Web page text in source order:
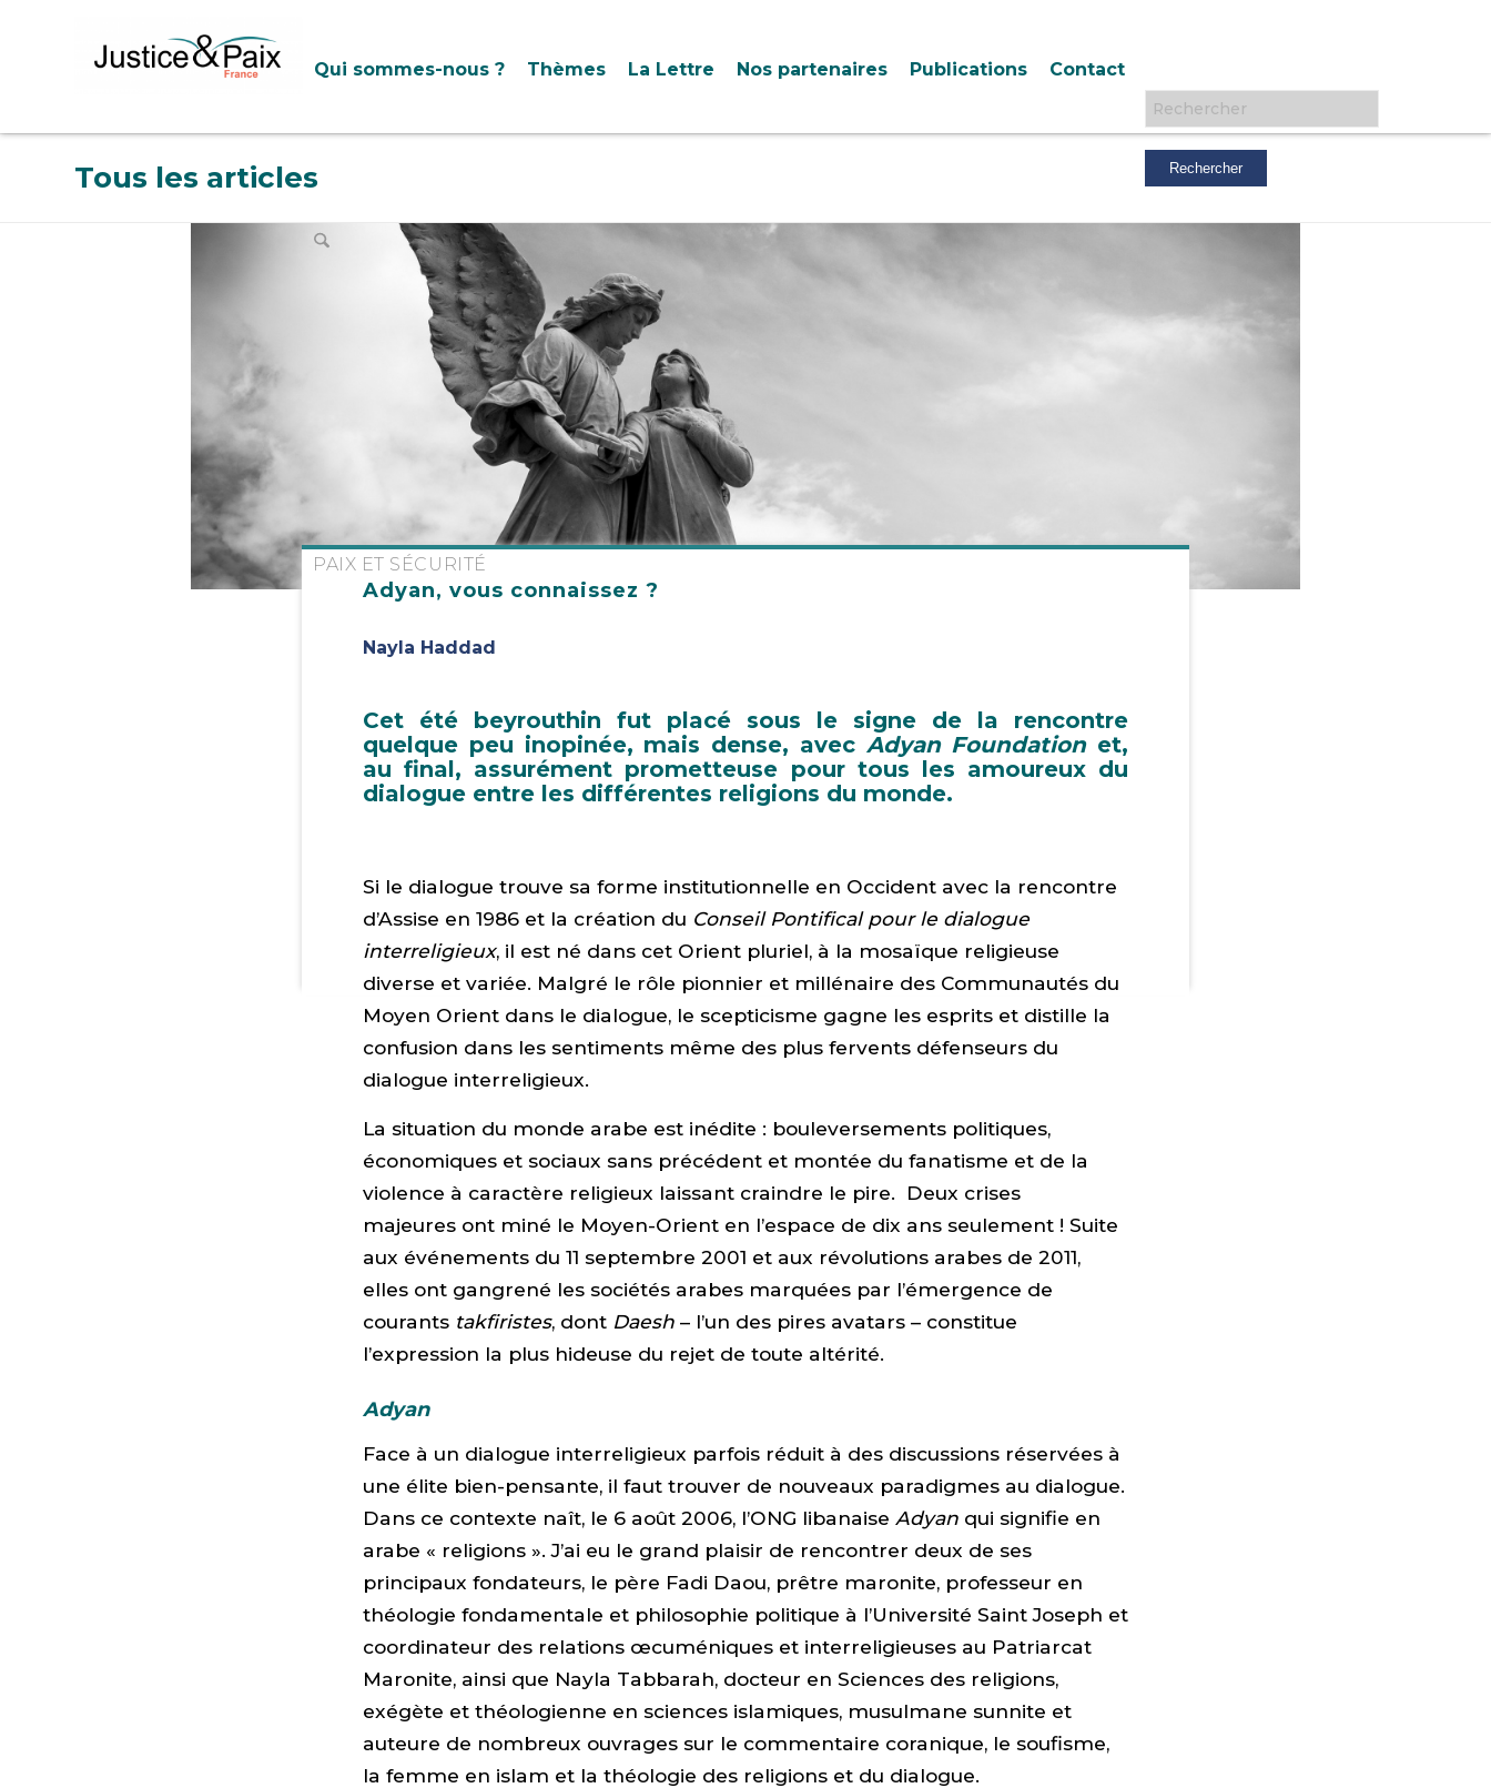
Qui sommes-nous ? Thèmes La Lettre Nos partenaires Publications Contact
Rechercher :
Tous les articles
Adyan, vous connaissez ?
PAIX ET SÉCURITÉ
Nayla Haddad
Cet été beyrouthin fut placé sous le signe de la rencontre
quelque peu inopinée, mais dense, avec Adyan Foundationet,
au final, assurément prometteuse pour tous les amoureux du
dialogue entre les différentes religions du monde.
Si le dialogue trouve sa forme institutionnelle en Occident avec la rencontre
d’Assise en 1986 et la création du Conseil Pontifical pour le dialogue
interreligieux, il est né dans cet Orient pluriel, à la mosaïque religieuse
diverse et variée. Malgré le rôle pionnier et millénaire des Communautés du
Moyen Orient dans le dialogue, le scepticisme gagne les esprits et distille la
confusion dans les sentiments même des plus fervents défenseurs du
dialogue interreligieux.
La situation du monde arabe est inédite : bouleversements politiques,
économiques et sociaux sans précédent et montée du fanatisme et de la
violence à caractère religieux laissant craindre le pire. Deux crises
majeures ont miné le Moyen-Orient en l’espace de dix ans seulement ! Suite
aux événements du 11 septembre 2001 et aux révolutions arabes de 2011,
elles ont gangrené les sociétés arabes marquées par l’émergence de
courants takfiristes, dont Daesh – l’un des pires avatars – constitue
l’expression la plus hideuse du rejet de toute altérité.
Adyan
Face à un dialogue interreligieux parfois réduit à des discussions réservées à
une élite bien-pensante, il faut trouver de nouveaux paradigmes au dialogue.
Dans ce contexte naît, le 6 août 2006, l’ONG libanaise Adyan qui signifie en
arabe « religions ». J’ai eu le grand plaisir de rencontrer deux de ses
principaux fondateurs, le père Fadi Daou, prêtre maronite, professeur en
théologie fondamentale et philosophie politique à l’Université Saint Joseph et
coordinateur des relations œcuméniques et interreligieuses au Patriarcat
Maronite, ainsi que Nayla Tabbarah, docteur en Sciences des religions,
exégète et théologienne en sciences islamiques, musulmane sunnite et
auteure de nombreux ouvrages sur le commentaire coranique, le soufisme,
la femme en islam et la théologie des religions et du dialogue.